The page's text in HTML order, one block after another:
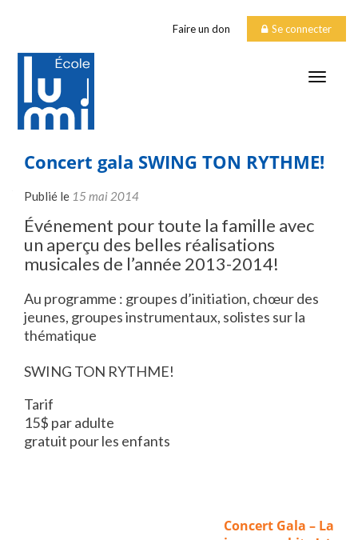
Faire un don Se connecter
Concert gala SWING TON RYTHME!
Publié le 15 mai 2014
Événement pour toute la famille avec
un aperçu des belles réalisations
musicales de l’année 2013-2014!
Au programme : groupes d’initiation, chœur des
jeunes, groupes instrumentaux, solistes sur la
thématique
SWING TON RYTHME!
Tarif
15$ par adulte
gratuit pour les enfants
Concert Gala – La